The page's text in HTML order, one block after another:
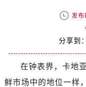
发布
分享到
在钟表界，卡地
鲜市场中的地位一样